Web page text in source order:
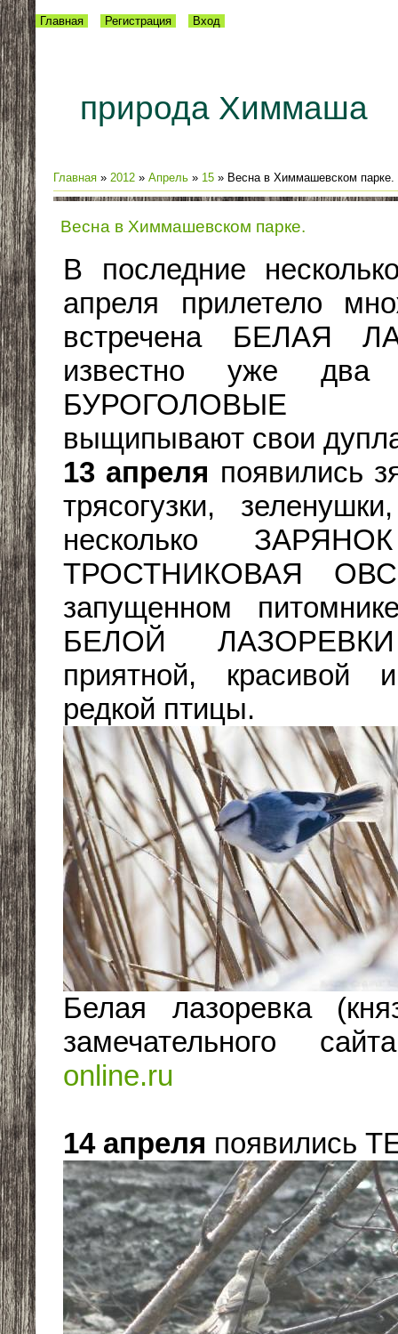
природа Химмаша
Главная Регистрация Вход
Главная » 2012 » Апрель » 15 » Весна в Химмашевском парке.
Весна в Химмашевском парке.
В последние
апреля прилетело
встречена БЕЛАЯ
известно уже два
выщипывают свои
13 апреля появились
трясогузки,
несколько
ТРОСТНИКОВАЯ
запущенном
БЕЛОЙ
приятной,
редкой птицы.
Белая лазоревка
замечательного
online.ru
14 апреля появились